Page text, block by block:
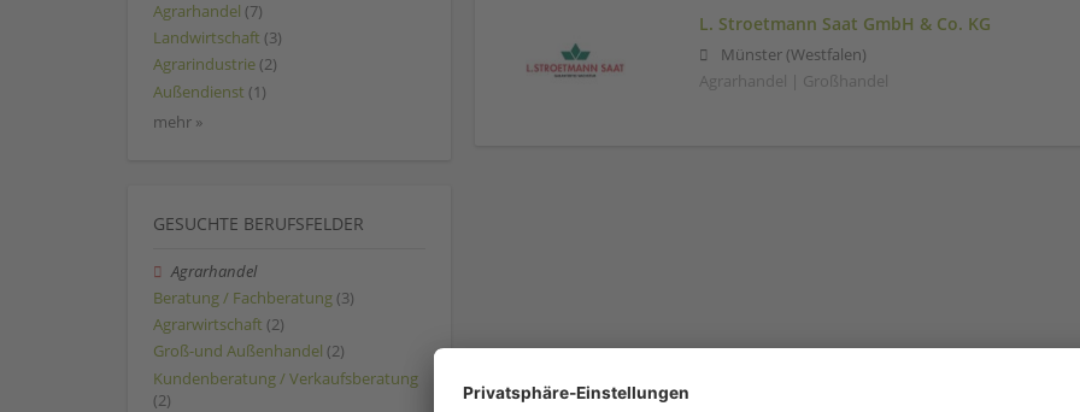
L. Stroetmann Saat GmbH & Co. KG
Münster (Westfalen)
Agrarhandel | Großhandel
Agrarhandel (7)
Landwirtschaft (3)
Agrarindustrie (2)
Außendienst (1)
mehr »
GESUCHTE BERUFSFELDER
Agrarhandel
Beratung / Fachberatung (3)
Agrarwirtschaft (2)
Groß-und Außenhandel (2)
Kundenberatung / Verkaufsberatung
(2)